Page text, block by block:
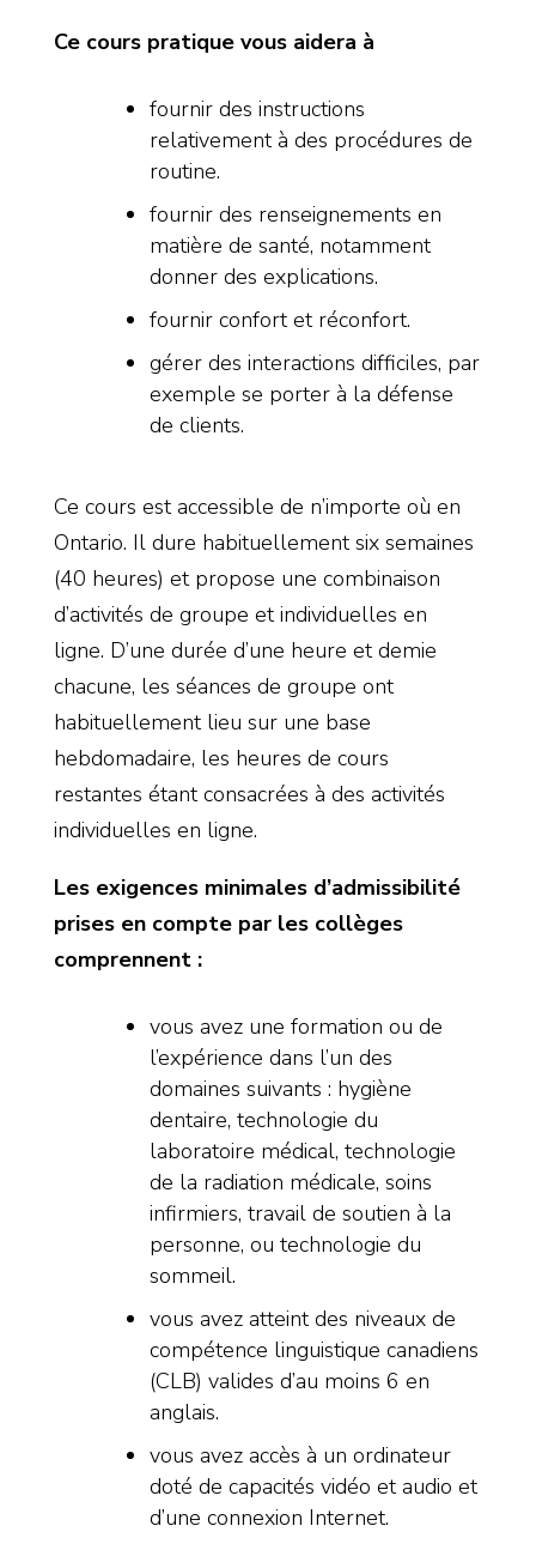
Ce cours pratique vous aidera à
fournir des instructions
relativement à des procédures de
routine.
fournir des renseignements en
matière de santé, notamment
donner des explications.
fournir confort et réconfort.
gérer des interactions difficiles, par
exemple se porter à la défense
de clients.
Ce cours est accessible de n’importe où en
Ontario. Il dure habituellement six semaines
(40 heures) et propose une combinaison
d’activités de groupe et individuelles en
ligne. D’une durée d’une heure et demie
chacune, les séances de groupe ont
habituellement lieu sur une base
hebdomadaire, les heures de cours
restantes étant consacrées à des activités
individuelles en ligne.
Les exigences minimales d’admissibilité
prises en compte par les collèges
comprennent :
vous avez une formation ou de
l’expérience dans l’un des
domaines suivants : hygiène
dentaire, technologie du
laboratoire médical, technologie
de la radiation médicale, soins
infirmiers, travail de soutien à la
personne, ou technologie du
sommeil.
vous avez atteint des niveaux de
compétence linguistique canadiens
(CLB) valides d’au moins 6 en
anglais.
vous avez accès à un ordinateur
doté de capacités vidéo et audio et
d’une connexion Internet.